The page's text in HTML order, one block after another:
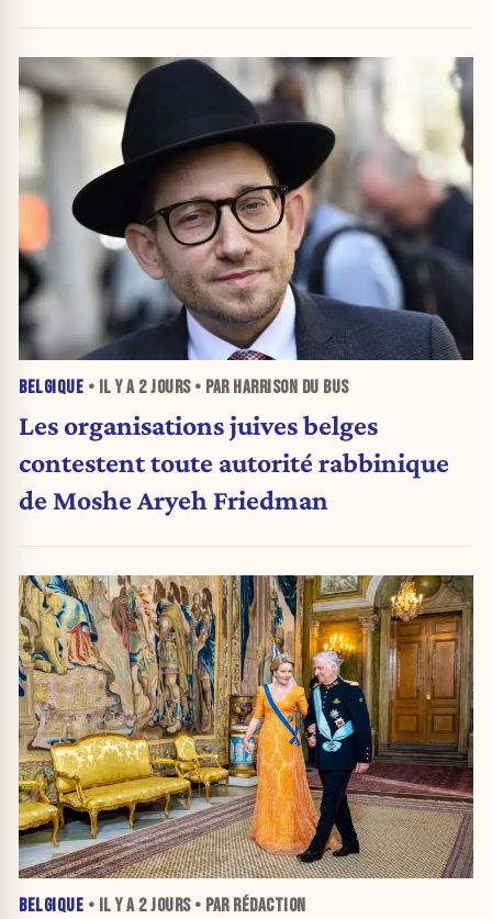
BELGIQUE • IL Y A 2 JOURS• PAR HARRISON DU BUS
Les organisations juives belges
contestent toute autorité rabbinique
de Moshe Aryeh Friedman
BELGIQUE • IL Y A 2 JOURS• PAR RÉDACTION